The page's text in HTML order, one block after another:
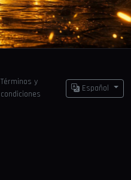
Términos y
condiciones
Español